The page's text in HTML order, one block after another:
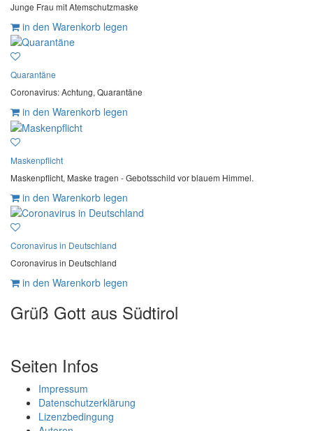
Junge Frau mit Atemschutzmaske
in den Warenkorb legen
Quarantäne
Coronavirus: Achtung, Quarantäne
in den Warenkorb legen
Maskenpflicht
Maskenpflicht, Maske tragen - Gebotsschild vor blauem Himmel.
in den Warenkorb legen
Coronavirus in Deutschland
Coronavirus in Deutschland
in den Warenkorb legen
Grüß Gott aus Südtirol
Seiten Infos
Impressum
Datenschutzerklärung
Lizenzbedingung